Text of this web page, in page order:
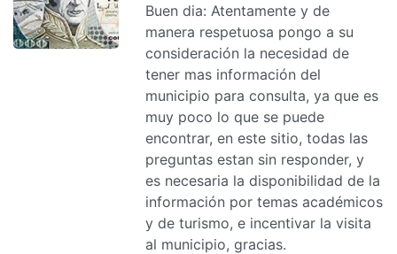
Buen dia: Atentamente y de
manera respetuosa pongo a su
consideración la necesidad de
tener mas información del
municipio para consulta, ya que es
muy poco lo que se puede
encontrar, en este sitio, todas las
preguntas estan sin responder, y
es necesaria la disponibilidad de la
información por temas académicos
y de turismo, e incentivar la visita
al municipio, gracias.